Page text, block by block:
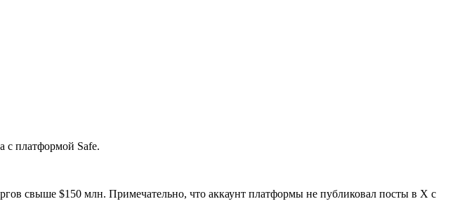
с платформой Safe.
свыше $150 млн. Примечательно, что аккаунт платформы не публиковал посты в X с